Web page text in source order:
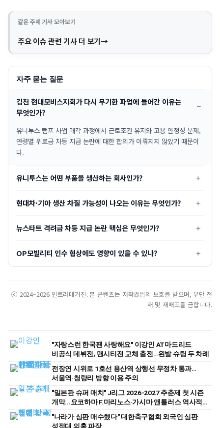
같은 주제 기사 모아보기
주요 이슈 관련 기사 더 보기
자주 묻는 질문
김천 현대모비스지회가 다시 무기한 파업에 들어간 이유는
무엇인가?
유니투스 램프 사업 매각 과정에서 근로조건 유지와 고용 안정성 문제,
연령별 위로금 차등 지급 논란에 대한 합의가 이뤄지지 않았기 때문이
다.
유니투스는 어떤 부품을 생산하는 회사인가?
현대차·기아 생산 차질 가능성이 나오는 이유는 무엇인가?
뉴스타트 격려금 차등 지급 논란 핵심은 무엇인가?
OP모빌리티 인수 협상에도 영향이 있을 수 있나?
ⓒ 2024–2026 인트라매거진. 본 콘텐츠는 저작권법의 보호를 받으며, 무단 전
재 및 재배포를 금합니다.
"자랑스런 한국팬 사랑해요" 이강인 AT마드리드
비공식 데뷔전, 맨시티전 교체 출전…왼발 슈팅 두 차례
전장연 시위로 1호선 용산역 상행선 무정차 통과…
서울역·청량리 방향 이용 주의
"일본판 슈퍼 매치" J리그 2026-2027 추춘제 첫 시즌
개막...요코하마 F.마리노스·가시마 앤틀러스 역사적
"나라가 심판 매수했다" 대한축구협회 외국인 심판
성접대 의혹 파장